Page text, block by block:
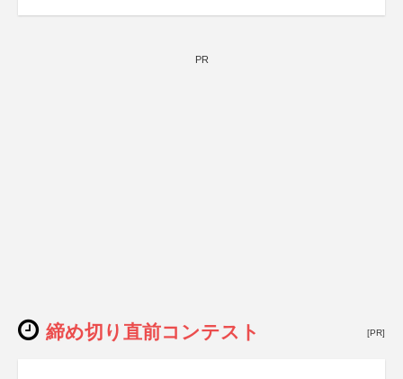
しん生命保険株式会社
PR
締め切り直前コンテスト [PR]